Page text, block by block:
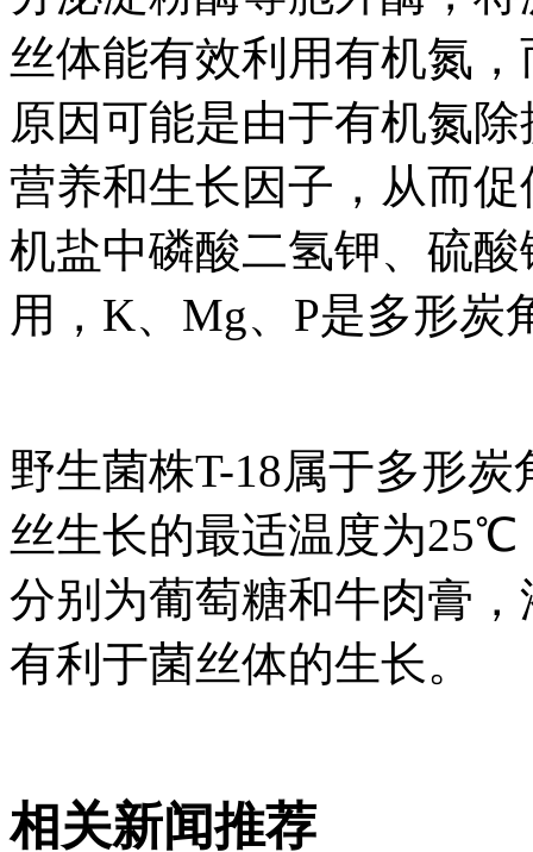
丝体能有效利用有机氮
原因可能是由于有机氮
营养和生长因子，从而
机盐中磷酸二氢钾、硫
用，K、Mg、P是多形炭
野生菌株T-18属于多形
丝生长的最适温度为25℃
分别为葡萄糖和牛肉膏
有利于菌丝体的生长。
相关新闻推荐